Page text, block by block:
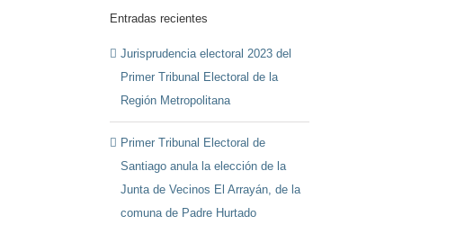
Entradas recientes
Jurisprudencia electoral 2023 del
Primer Tribunal Electoral de la
Región Metropolitana
Primer Tribunal Electoral de
Santiago anula la elección de la
Junta de Vecinos El Arrayán, de la
comuna de Padre Hurtado